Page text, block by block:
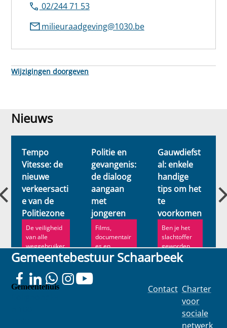
02/244 71 53
milieuraadgeving@1030.be
Wijzigingen doorgeven
Nieuws
Nieuws
Tempo
Vitesse: de
nieuwe
verkeersacti
e van de
Politiezone
De veiligheid
van alle
weggebruiker
s is een van
de prioriteiten
van de...
Politie en
gevangenis:
de dialoog
aangaan
met
jongeren
Films,
documentair
es en
theater: het
Stedelijk
Gauwdiefst
al: enkele
handige
tips om het
te
voorkomen
Ben je het
slachtoffer
geworden
van een
diefstal?
Gemeentebestuur Schaarbeek
Gemeentehuis Contact Charter
voor
sociale
netwerk